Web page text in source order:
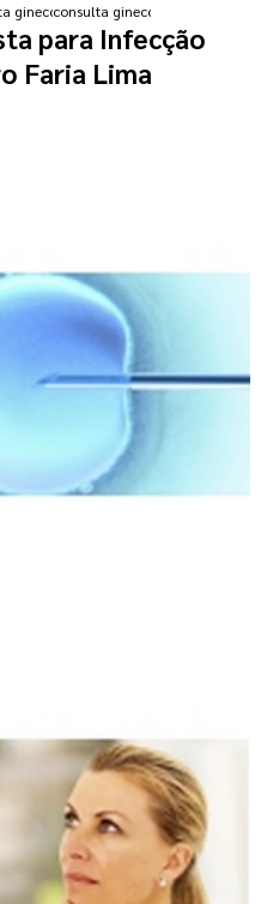
ginecologista particular
consulta ginecologista para
para Infecção
Faria Lima